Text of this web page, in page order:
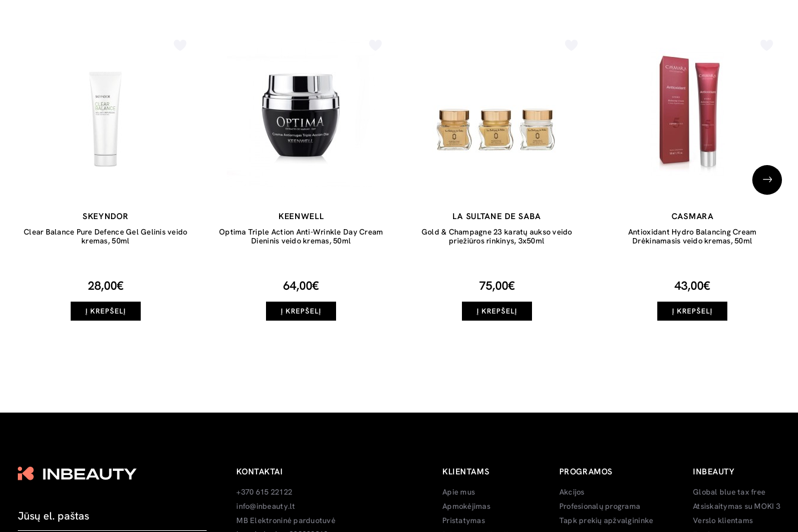
SKEYNDOR
Clear Balance Pure Defence Gel Gelinis veido
kremas, 50ml
28,00€
Į KREPŠELĮ
KEENWELL
Optima Triple Action Anti-Wrinkle Day Cream
Dieninis veido kremas, 50ml
64,00€
Į KREPŠELĮ
LA SULTANE DE SABA
Gold & Champagne 23 karatų aukso veido
priežiūros rinkinys, 3x50ml
75,00€
Į KREPŠELĮ
CASMARA
Antioxidant Hydro Balancing Cream
Drėkinamasis veido kremas, 50ml
43,00€
Į KREPŠELĮ
KONTAKTAI
+370 615 22122
info@inbeauty.lt
MB Elektroninė parduotuvė
KLIENTAMS
Apie mus
Apmokėjimas
Pristatymas
PROGRAMOS
Akcijos
Profesionalų programa
Tapk prekių apžvalgininke
INBEAUTY
Global blue tax free
Atsiskaitymas su MOKI 3
Verslo klientams